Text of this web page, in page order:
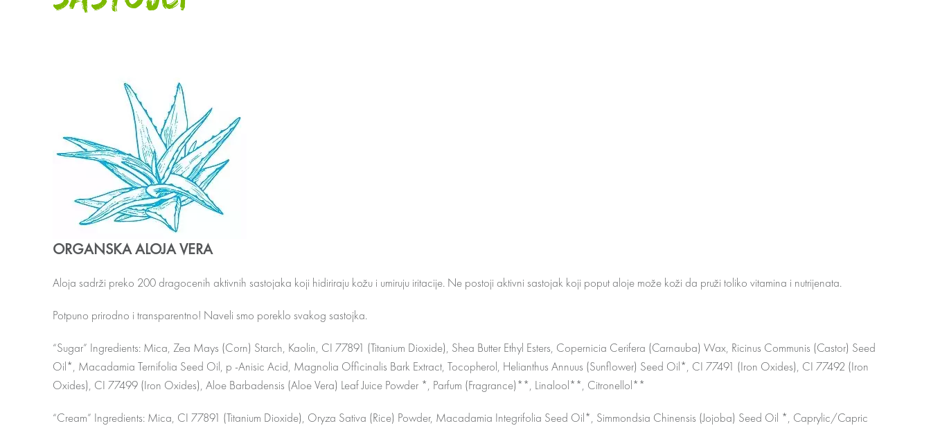
ORGANSKA ALOJA VERA
Aloja sadrži preko 200 dragocenih aktivnih sastojaka koji hidiriraju kožu i umiruju iritacije. Ne postoji aktivni sastojak koji poput aloje može koži da pruži toliko vitamina i nutrijenata.
Potpuno prirodno i transparentno! Naveli smo poreklo svakog sastojka.
“Sugar” Ingredients: Mica, Zea Mays (Corn) Starch, Kaolin, CI 77891 (Titanium Dioxide), Shea Butter Ethyl Esters, Copernicia Cerifera (Carnauba) Wax, Ricinus Communis (Castor) Seed
Oil*, Macadamia Ternifolia Seed Oil, p -Anisic Acid, Magnolia Officinalis Bark Extract, Tocopherol, Helianthus Annuus (Sunflower) Seed Oil*, CI 77491 (Iron Oxides), CI 77492 (Iron
Oxides), CI 77499 (Iron Oxides), Aloe Barbadensis (Aloe Vera) Leaf Juice Powder *, Parfum (Fragrance)**, Linalool**, Citronellol**
“Cream” Ingredients: Mica, CI 77891 (Titanium Dioxide), Oryza Sativa (Rice) Powder, Macadamia Integrifolia Seed Oil*, Simmondsia Chinensis (Jojoba) Seed Oil *, Caprylic/Capric